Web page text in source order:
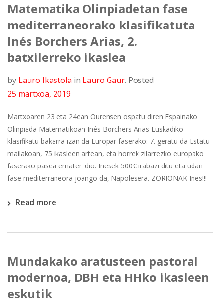
Matematika Olinpiadetan fase
mediterraneorako klasifikatuta
Inés Borchers Arias, 2.
batxilerreko ikaslea
by Lauro Ikastola in Lauro Gaur. Posted
25 martxoa, 2019
Martxoaren 23 eta 24ean Ourensen ospatu diren Espainako
Olinpiada Matematikoan Inés Borchers Arias Euskadiko
klasifikatu bakarra izan da Europar faserako: 7. geratu da Estatu
mailakoan, 75 ikasleen artean, eta horrek zilarrezko europako
faserako pasea ematen dio. Inesek 500€ irabazi ditu eta udan
fase mediterraneora joango da, Napolesera. ZORIONAK Ines!!!
Read more
Mundakako aratusteen pastoral
modernoa, DBH eta HHko ikasleen
eskutik